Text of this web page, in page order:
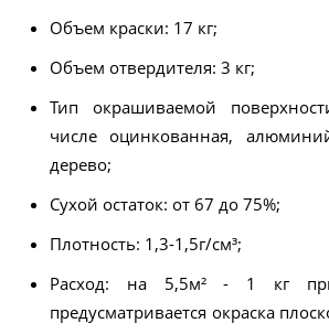
Объем краски: 17 кг;
Объем отвердителя: 3 кг;
Тип окрашиваемой
числе оцинкованная,
дерево;
Сухой остаток: от 67 до 75%;
Плотность: 1,3-1,5г/см³;
Расход: на 5,5м² - 1 кг
предусматривается окраска